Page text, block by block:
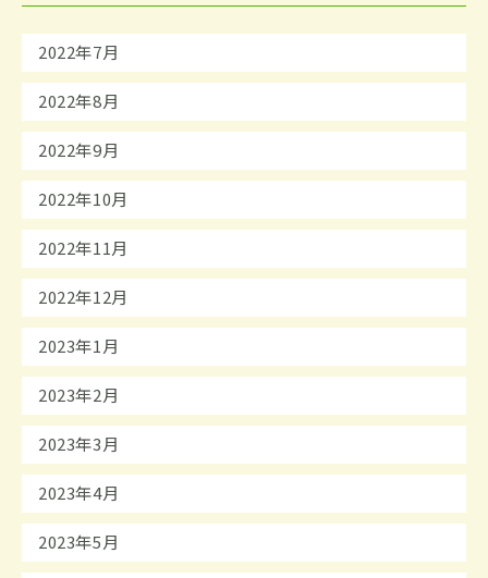
2022年7月
2022年8月
2022年9月
2022年10月
2022年11月
2022年12月
2023年1月
2023年2月
2023年3月
2023年4月
2023年5月